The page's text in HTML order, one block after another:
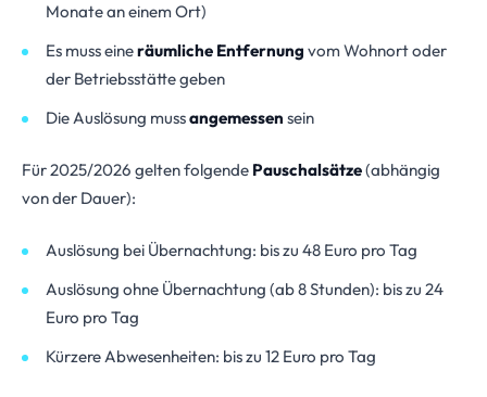
Monate an einem Ort)
Es muss eineräumliche Entfernung vom Wohnort oder
der Betriebsstätte geben
Die Auslösung mussangemessen sein
Für 2025/2026 gelten folgende Pauschalsätze(abhängig
von der Dauer):
Auslösung bei Übernachtung: bis zu 48 Euro pro Tag
Auslösung ohne Übernachtung (ab 8 Stunden): bis zu 24
Euro pro Tag
Kürzere Abwesenheiten: bis zu 12 Euro pro Tag